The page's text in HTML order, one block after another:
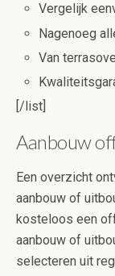
Vergelijk
Nagenoeg
Van
[/list]
Aanbouw
Een overzicht
aanbouw of
kosteloos een
aanbouw of
selecteren uit